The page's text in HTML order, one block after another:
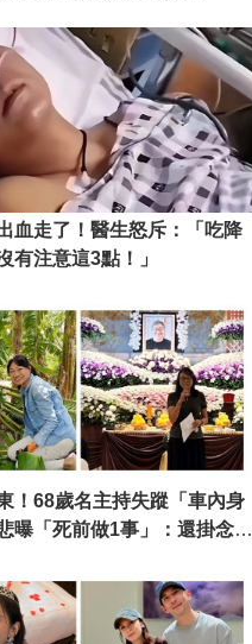
血走了！醫生怒斥：「吃降
有注意這3點！」
！68歲名主持失蹤「車內身
「死前做1事」：還掛念著